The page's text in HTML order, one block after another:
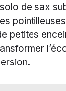
de sax
petites